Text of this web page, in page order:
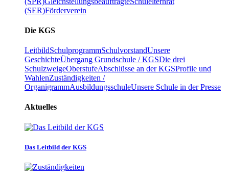
(SER)Förderverein
Die KGS
LeitbildSchulprogrammSchulvorstandUnsere
GeschichteÜbergang Grundschule / KGSDie drei
SchulzweigeOberstufeAbschlüsse an der KGSProfile und
WahlenZuständigkeiten /
OrganigrammAusbildungsschuleUnsere Schule in der Presse
Aktuelles
Das Leitbild der KGS